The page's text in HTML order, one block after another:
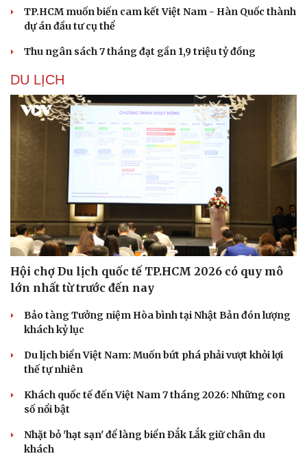
Thể thao
Bóng đá
Lịch thi đấu bóng đá
Thế giới thể thao
Hậu trường
Ô tô - Xe máy
Ô tô
Xe máy
TP.HCM muốn biến cam kết Việt Nam - Hàn Quốc thành
dự án đầu tư cụ thể
Thu ngân sách 7 tháng đạt gần 1,9 triệu tỷ đồng
DU LỊCH
Hội chợ Du lịch quốc tế TP.HCM 2026 có quy mô
lớn nhất từ trước đến nay
Bảo tàng Tưởng niệm Hòa bình tại Nhật Bản đón lượng
khách kỷ lục
Du lịch biển Việt Nam: Muốn bứt phá phải vượt khỏi lợi
thế tự nhiên
Khách quốc tế đến Việt Nam 7 tháng 2026: Những con
số nổi bật
Nhặt bỏ 'hạt sạn' để làng biển Đắk Lắk giữ chân du
khách